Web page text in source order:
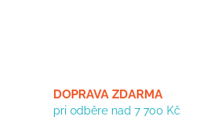
DOPRAVA ZDARMA
pri odběre nad 7 700 Kč